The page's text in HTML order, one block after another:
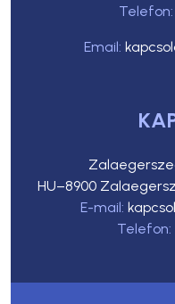
Telefon:
Email:
HU–8900
E-mail:
Telefon: